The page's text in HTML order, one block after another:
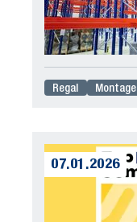
Regal Montage
07.01.2026